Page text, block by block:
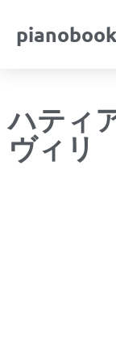
pianobook
ハティ
ヴィリ